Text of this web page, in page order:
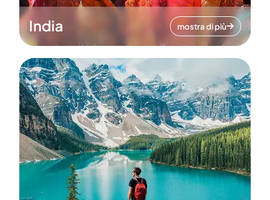
India mostra di più